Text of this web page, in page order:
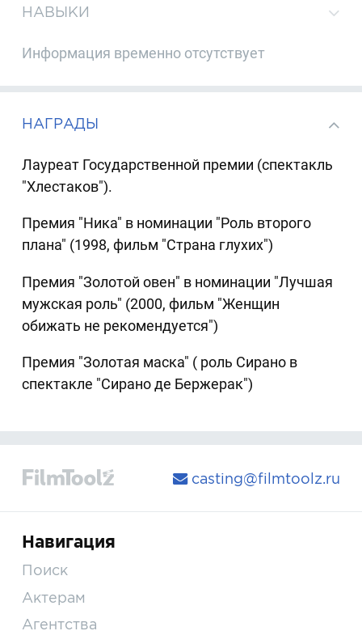
НАВЫКИ
Информация временно отсутствует
НАГРАДЫ
Лауреат Государственной премии (спектакль
"Хлестаков").
Премия "Ника" в номинации "Роль второго
плана" (1998, фильм "Страна глухих")
Премия "Золотой овен" в номинации "Лучшая
мужская роль" (2000, фильм "Женщин
обижать не рекомендуется")
Премия "Золотая маска" ( роль Сирано в
спектакле "Сирано де Бержерак")
casting@filmtoolz.ru
Навигация
Поиск
Актерам
Агентства